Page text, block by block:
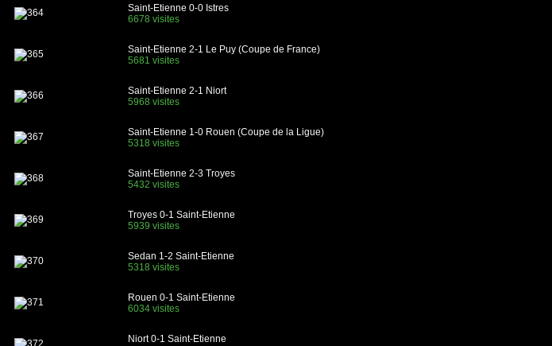
Saint-Etienne 0-0 Istres
6678 visites
Saint-Etienne 2-1 Le Puy (Coupe de France)
5681 visites
Saint-Etienne 2-1 Niort
5968 visites
Saint-Etienne 1-0 Rouen (Coupe de la Ligue)
5318 visites
Saint-Etienne 2-3 Troyes
5432 visites
Troyes 0-1 Saint-Etienne
5939 visites
Sedan 1-2 Saint-Etienne
5318 visites
Rouen 0-1 Saint-Etienne
6034 visites
Niort 0-1 Saint-Etienne